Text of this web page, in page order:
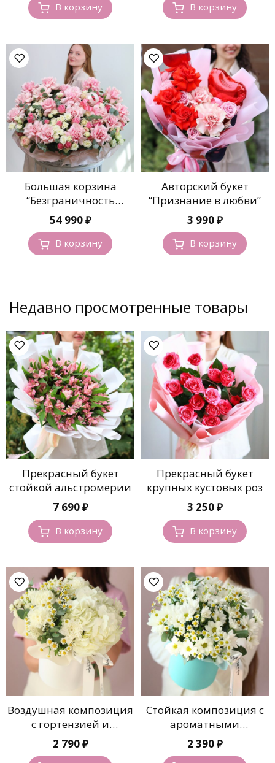
В корзину В корзину
Большая корзина
“Безграничность
нежности”
54 990₽
В корзину
Авторский букет
“Признание в любви”
3 990₽
В корзину
Недавно просмотренные товары
Прекрасный букет
стойкой альстромерии
7 690₽
В корзину
Прекрасный букет
крупных кустовых роз
3 250₽
В корзину
Воздушная композиция
с гортензией и
ромашками
2 790₽
Стойкая композиция с
ароматными
ромашками
2 390₽